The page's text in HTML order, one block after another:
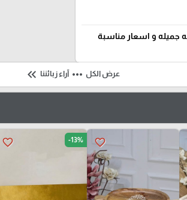
جميله و اسعار مناسبة
عرض الكل more_horiz آراء زبائننا keyboard_double_arrow_left
favorite_border
favorite_border -13%